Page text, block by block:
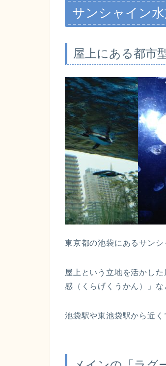
サンシャイン
屋上にある都市
東京都の池袋にあるサンシ
屋上という立地を活かし
感（くらげくうかん）」な
池袋駅や東池袋駅から近